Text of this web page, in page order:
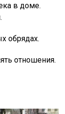
в доме.
обрядах.
отношения.